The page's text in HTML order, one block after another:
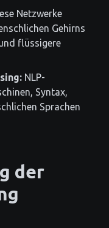
Netzwerke
Gehirns
flüssigere
NLP-
Syntax,
Sprachen
der